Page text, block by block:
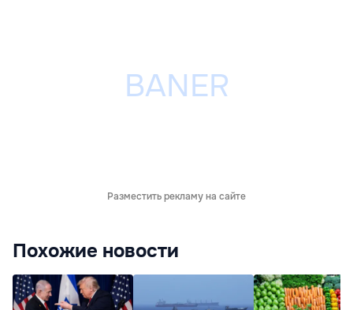
Разместить рекламу на сайте
Похожие новости